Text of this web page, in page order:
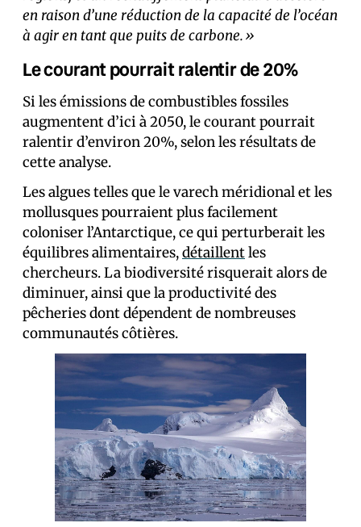
en raison d’une réduction de la capacité de l’océan
à agir en tant que puits de carbone.»
Le courant pourrait ralentir de 20%
Si les émissions de combustibles fossiles
augmentent d’ici à 2050, le courant pourrait
ralentir d’environ 20%, selon les résultats de
cette analyse.
Les algues telles que le varech méridional et les
mollusques pourraient plus facilement
coloniser l’Antarctique, ce qui perturberait les
équilibres alimentaires,détaillentles
chercheurs. La biodiversité risquerait alors de
diminuer, ainsi que la productivité des
pêcheries dont dépendent de nombreuses
communautés côtières.